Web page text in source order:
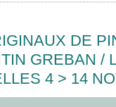
DE
GREBAN /
4 > 14